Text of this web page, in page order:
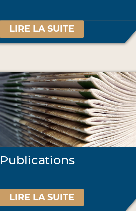
LIRE LA SUITE
Publications
LIRE LA SUITE